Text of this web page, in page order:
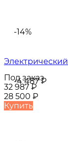
-14%
-4 487₽
Под заказ
32 987₽
28 500 ₽
Купить